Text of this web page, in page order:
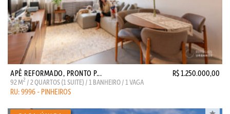
APÊ REFORMADO, PRONTO P... R$ 1.250.000,00
92 M2 / 2 QUARTOS (1 SUITE) / 1 BANHEIRO / 1 VAGA
RU: 9996 - PINHEIROS